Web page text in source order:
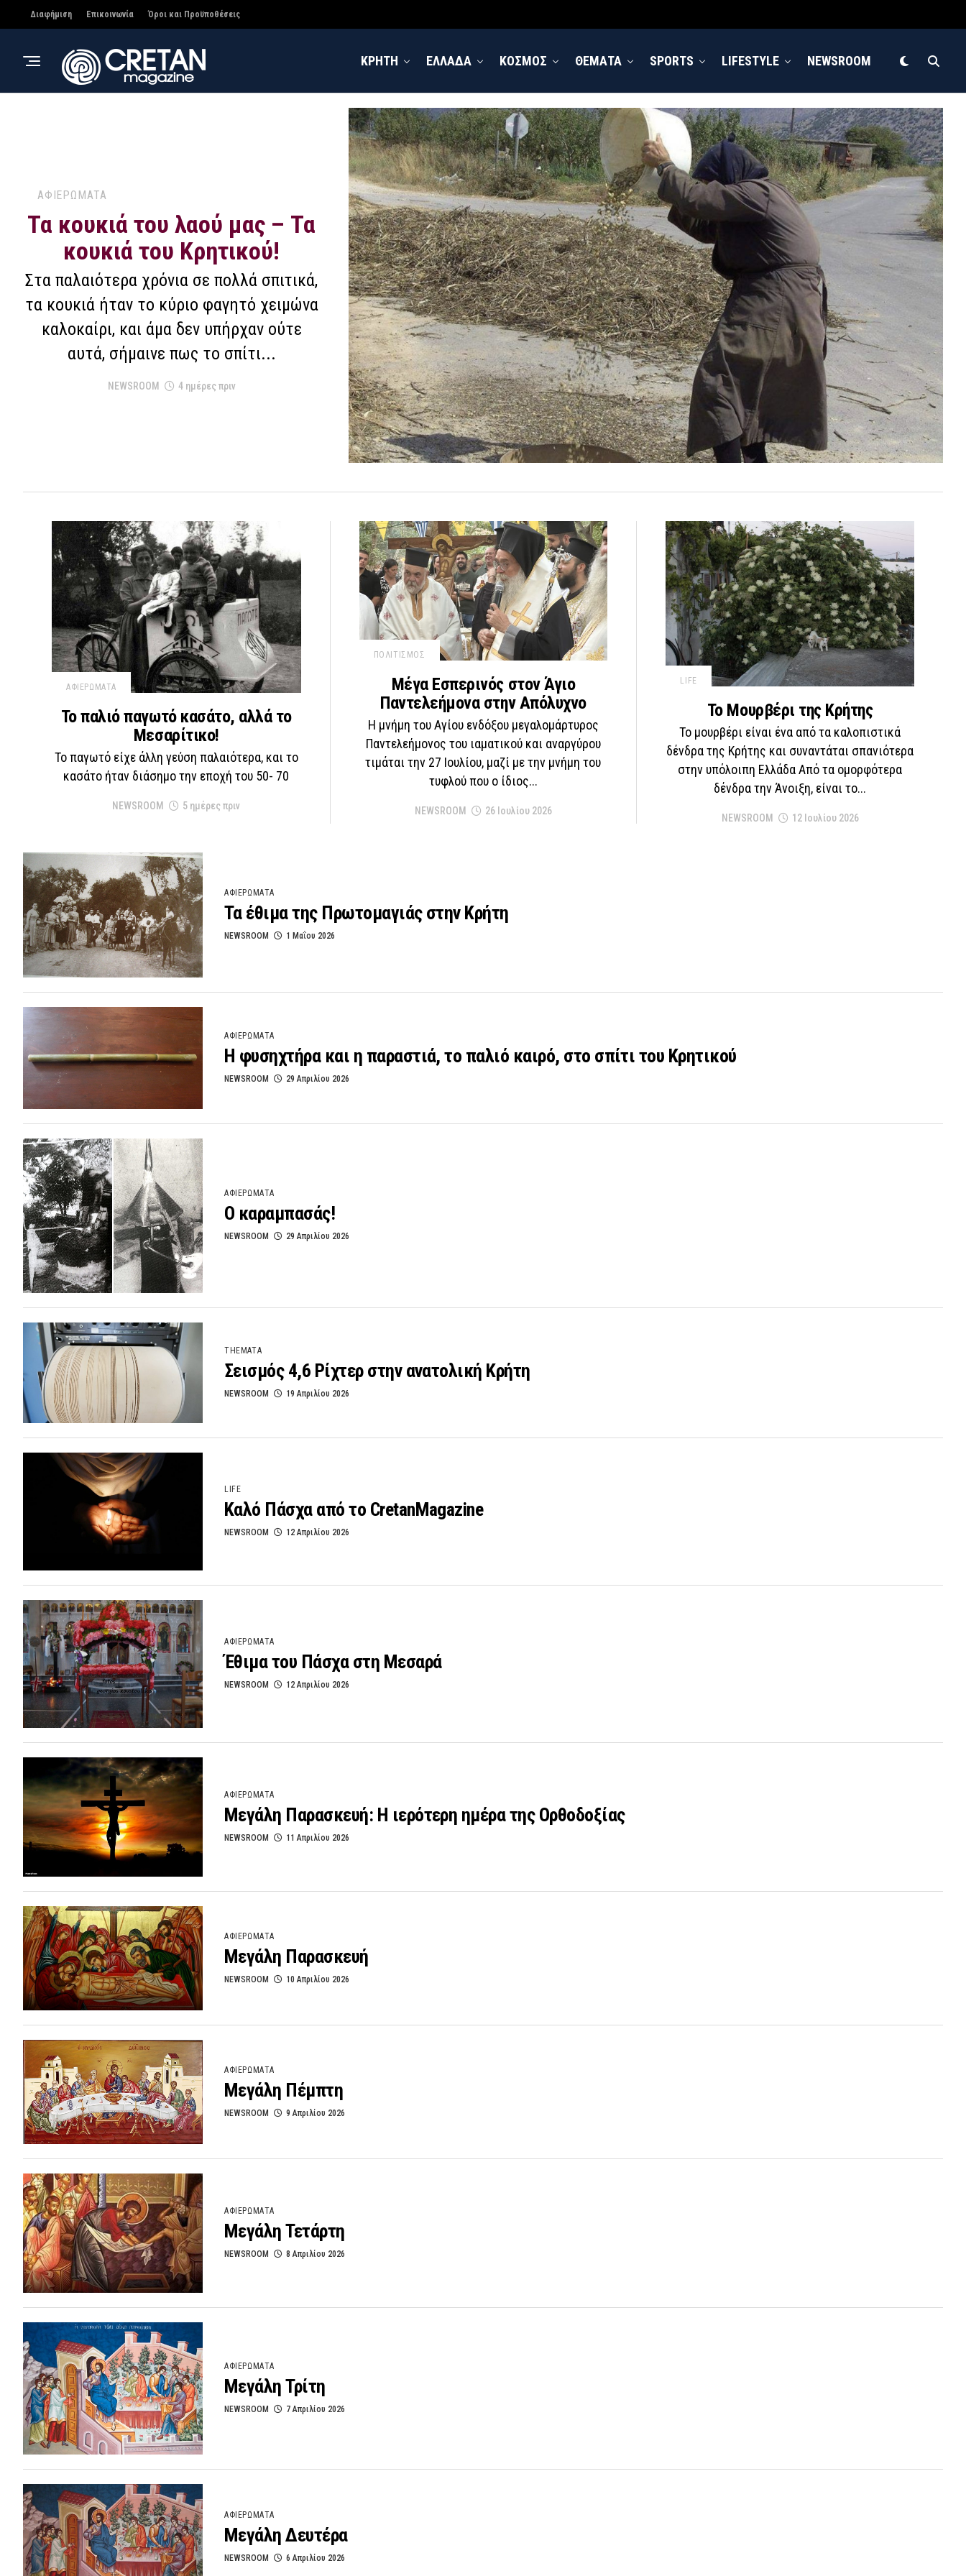
Διαφήμιση Επικοινωνία Όροι και Προϋποθέσεις
ΚΡΗΤΗ ΕΛΛΑΔΑ ΚΟΣΜΟΣ ΘΕΜΑΤΑ SPORTS LIFESTYLE NEWSROOM
ΑΦΙΕΡΩΜΑΤΑ
Τα κουκιά του λαού μας – Τα
κουκιά του Κρητικού!
Στα παλαιότερα χρόνια σε πολλά σπιτικά,
τα κουκιά ήταν το κύριο φαγητό χειμώνα
καλοκαίρι, και άμα δεν υπήρχαν ούτε
αυτά, σήμαινε πως το σπίτι...
NEWSROOM 4 ημέρες πριν
ΑΦΙΕΡΩΜΑΤΑ
Το παλιό παγωτό κασάτο, αλλά το
Μεσαρίτικο!
Το παγωτό είχε άλλη γεύση παλαιότερα, και το
κασάτο ήταν διάσημο την εποχή του 50- 70
NEWSROOM 5 ημέρες πριν
ΠΟΛΙΤΙΣΜΟΣ
Μέγα Εσπερινός στον Άγιο
Παντελεήμονα στην Απόλυχνο
Η μνήμη του Αγίου ενδόξου μεγαλομάρτυρος
Παντελεήμονος του ιαματικού και αναργύρου
τιμάται την 27 Ιουλίου, μαζί με την μνήμη του
τυφλού που ο ίδιος...
NEWSROOM 26 Ιουλίου 2026
LIFE
Το Μουρβέρι της Κρήτης
Το μουρβέρι είναι ένα από τα καλοπιστικά
δένδρα της Κρήτης και συναντάται σπανιότερα
στην υπόλοιπη Ελλάδα Από τα ομορφότερα
δένδρα την Άνοιξη, είναι το...
NEWSROOM 12 Ιουλίου 2026
ΑΦΙΕΡΩΜΑΤΑ
Τα έθιμα της Πρωτομαγιάς στην Κρήτη
NEWSROOM 1 Μαΐου 2026
ΑΦΙΕΡΩΜΑΤΑ
Η φυσηχτήρα και η παραστιά, το παλιό καιρό, στο σπίτι του Κρητικού
NEWSROOM 29 Απριλίου 2026
ΑΦΙΕΡΩΜΑΤΑ
Ο καραμπασάς!
NEWSROOM 29 Απριλίου 2026
THEMATA
Σεισμός 4,6 Ρίχτερ στην ανατολική Κρήτη
NEWSROOM 19 Απριλίου 2026
LIFE
Καλό Πάσχα από το CretanMagazine
NEWSROOM 12 Απριλίου 2026
ΑΦΙΕΡΩΜΑΤΑ
Έθιμα του Πάσχα στη Μεσαρά
NEWSROOM 12 Απριλίου 2026
ΑΦΙΕΡΩΜΑΤΑ
Μεγάλη Παρασκευή: Η ιερότερη ημέρα της Ορθοδοξίας
NEWSROOM 11 Απριλίου 2026
ΑΦΙΕΡΩΜΑΤΑ
Μεγάλη Παρασκευή
NEWSROOM 10 Απριλίου 2026
ΑΦΙΕΡΩΜΑΤΑ
Μεγάλη Πέμπτη
NEWSROOM 9 Απριλίου 2026
ΑΦΙΕΡΩΜΑΤΑ
Μεγάλη Τετάρτη
NEWSROOM 8 Απριλίου 2026
ΑΦΙΕΡΩΜΑΤΑ
Μεγάλη Τρίτη
NEWSROOM 7 Απριλίου 2026
ΑΦΙΕΡΩΜΑΤΑ
Μεγάλη Δευτέρα
NEWSROOM 6 Απριλίου 2026